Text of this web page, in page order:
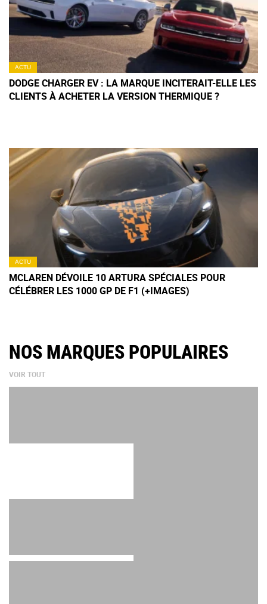
ACTU
DODGE CHARGER EV : LA MARQUE INCITERAIT-ELLE LES
CLIENTS À ACHETER LA VERSION THERMIQUE ?
ACTU
MCLAREN DÉVOILE 10 ARTURA SPÉCIALES POUR
CÉLÉBRER LES 1000 GP DE F1 (+IMAGES)
NOS MARQUES POPULAIRES
VOIR TOUT